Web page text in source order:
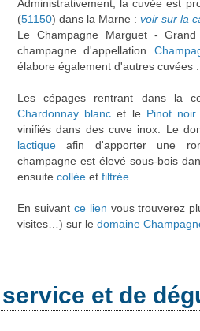
Administrativement, la cuvée est
(51150) dans la Marne : voir sur la
Le Champagne Marguet -
champagne d'appellation
élabore également d'autres cuvées
Les cépages rentrant dans la
Chardonnay blanc et le Pinot noir
vinifiés dans des cuve inox. Le
lactique afin d'apporter une
champagne est élevé sous-bois
ensuite collée et filtrée
En suivant ce lien vous trouverez
visites…) sur le domaine
et de